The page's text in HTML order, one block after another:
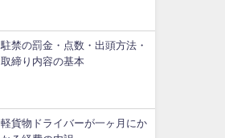
駐禁の罰金・点数・出頭方法・
取締り内容の基本
軽貨物ドライバーが一ヶ月にか